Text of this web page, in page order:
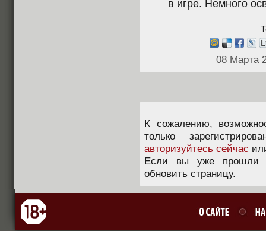
в игре. Немного
08 Марта
К сожалению,
только
авторизуйтесь сейчас
Если вы уже прошли
обновить страницу.